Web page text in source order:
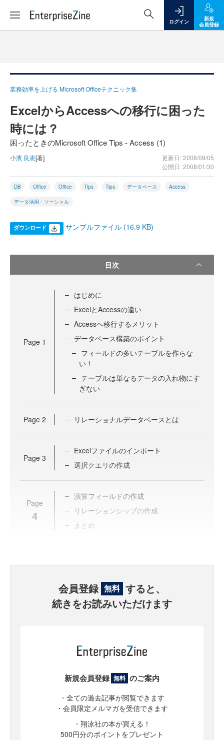
ログイン
新規
会員登録
業務効率を上げる Microsoft Officeテクニック集
ExcelからAccessへの移行に困った
時には？
困ったときのMicrosoft Office Tips - Access (1)
小濱 良恵[著]
更新日: 2008/09/05
公開日: 2008/01/30
DB Office Office Tips Tips データベース Access
データ活用・ソーシャル
ダウンロード サンプルファイル (16.9 KB)
目次
Page 1
はじめに
ExcelとAccessの違い
Accessへ移行するメリット
データベース構築のポイント
フィールドの多いテーブルを作らな
い！
テーブルは単なるデータの入れ物にす
ぎない
Page 2 リレーショナルデータベースとは
Page 3
Excelファイルのインポート
選択クエリの作成
Page
4
演算フィールドの作成
リレーションシップの作成
まとめ
会員登録 無料 すると、
続きをお読みいただけます
新規会員登録 無料 のご案内
・全ての過去記事が閲覧できます
・会員限定メルマガを受信できます
・翔泳社の本が買える！
500円分のポイントをプレゼント